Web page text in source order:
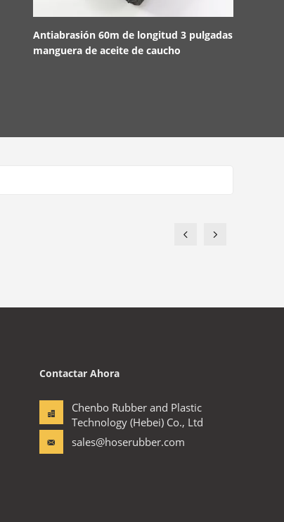
Antiabrasión 60m de longitud 3 pulgadas
manguera de aceite de caucho
Contactar Ahora
Chenbo Rubber and Plastic
Technology (Hebei) Co., Ltd
sales@hoserubber.com